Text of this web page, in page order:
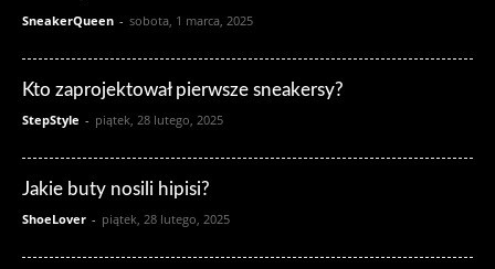
SneakerQueen - sobota, 1 marca, 2025
Kto zaprojektował pierwsze sneakersy?
StepStyle - piątek, 28 lutego, 2025
Jakie buty nosili hipisi?
ShoeLover - piątek, 28 lutego, 2025